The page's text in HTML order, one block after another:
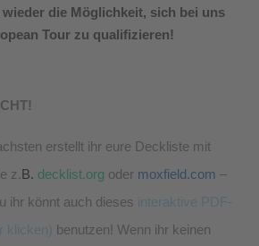
die Möglichkeit, sich bei uns
Tour zu qualifizieren!
erstellt ihr eure Deckliste mit
z.B. decklist.org oder moxfield.com –
ihr könnt auch dieses interaktive PDF-
klicken) benutzen! Wenn ihr keinen